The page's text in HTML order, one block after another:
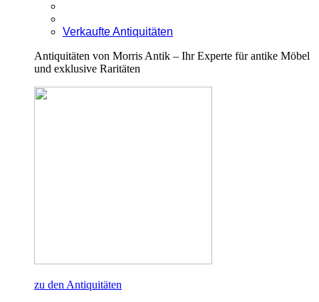
Verkaufte Antiquitäten
Antiquitäten von Morris Antik – Ihr Experte für antike Möbel
und exklusive Raritäten
zu den Antiquitäten